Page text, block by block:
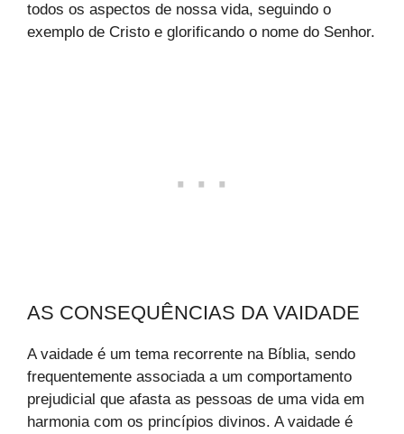
todos os aspectos de nossa vida, seguindo o
exemplo de Cristo e glorificando o nome do Senhor.
AS CONSEQUÊNCIAS DA VAIDADE
A vaidade é um tema recorrente na Bíblia, sendo
frequentemente associada a um comportamento
prejudicial que afasta as pessoas de uma vida em
harmonia com os princípios divinos. A vaidade é